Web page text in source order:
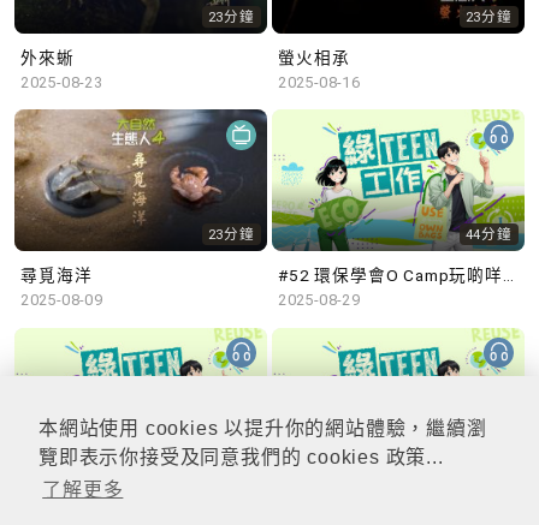
本網站使用 cookies 以提升你的網站體驗，繼續瀏
覽即表示你接受及同意我們的 cookies 政策...
了解更多
23分鐘
外來蜥
2025-08-23
23分鐘
螢火相承
2025-08-16
23分鐘
尋覓海洋
2025-08-09
44分鐘
#52 環保學會O Camp玩啲咩？ | 參與學生: Sammi、Cardi、Charles (香港科技大學 環境管理及科技學生聯會)
2025-08-29
48分鐘